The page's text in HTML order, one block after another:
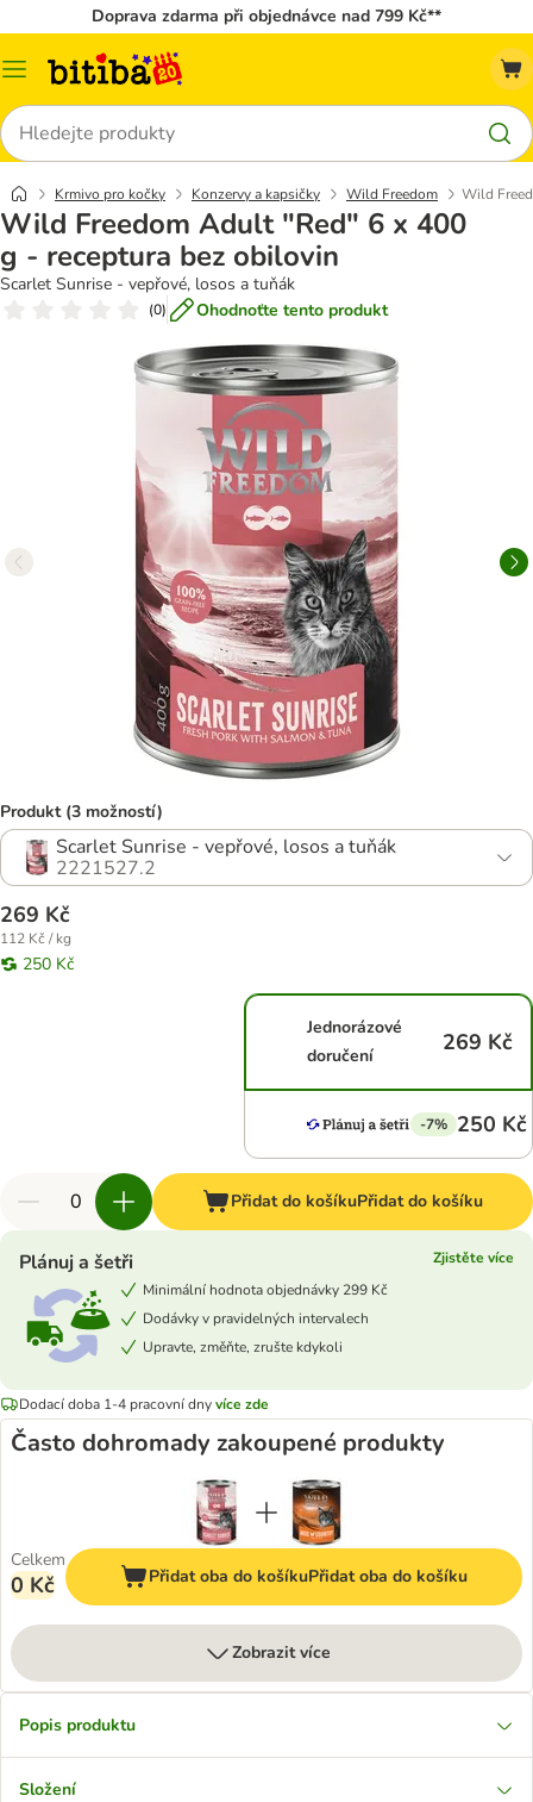
Doprava zdarma při objednávce nad 799 Kč**
Kategorie
Hledat
Krmivo pro kočky Konzervy a kapsičky Wild Freedom Wild
Wild Freedom Adult "Red" 6 x 400
g - receptura bez obilovin
Scarlet Sunrise - vepřové, losos a tuňák
(0) Ohodnoťte tento produkt
Produkt (3 možností)
Scarlet Sunrise - vepřové, losos a tuňák
2221527.2
269 Kč
112 Kč / kg
250 Kč
Jednorázové
doručení
269 Kč
-7% 250 Kč
Přidat do košíkuPřidat do košíku
Plánuj a šetři
Zjistěte více
Minimální hodnota objednávky 299 Kč
Dodávky v pravidelných intervalech
Upravte, změňte, zrušte kdykoli
Dodací doba 1-4 pracovní dnyvíce zde
Často dohromady zakoupené produkty
Celkem
0 Kč Přidat oba do košíkuPřidat oba do košíku
Zobrazit více
Popis produktu
Složení